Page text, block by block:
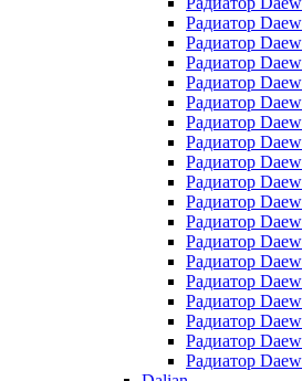
Радиатор
Радиатор
Радиатор
Радиатор
Радиатор
Радиатор
Радиатор
Радиатор
Радиатор
Радиатор
Радиатор
Радиатор
Радиатор
Радиатор
Радиатор
Радиатор
Радиатор
Радиатор